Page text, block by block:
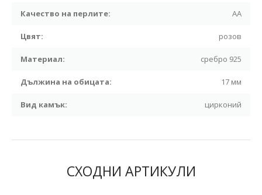
Качество на перлите: АА
Цвят: розов
Материал: сребро 925
Дължина на обицата: 17 мм
Вид камък: цирконий
СХОДНИ АРТИКУЛИ